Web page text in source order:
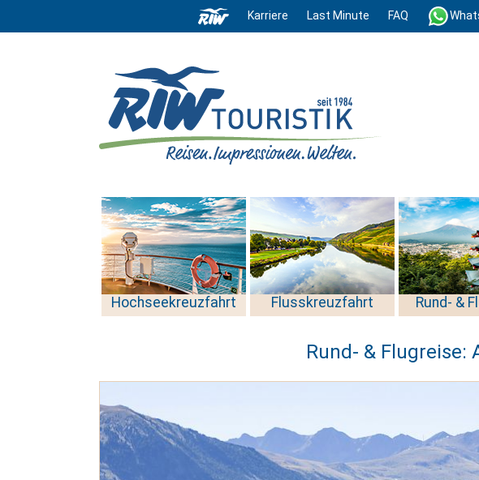
Karriere Last Minute FAQ
Hochseekreuzfahrt Flusskreuzfahrt Rund- &
Rund- & Flugreise: